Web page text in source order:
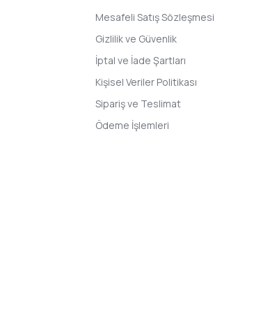
Mesafeli Satış Sözleşmesi
Gizlilik ve Güvenlik
İptal ve İade Şartları
Kişisel Veriler Politikası
Sipariş ve Teslimat
Ödeme İşlemleri